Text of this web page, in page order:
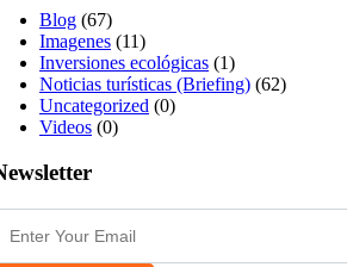
Blog (67)
Imagenes (11)
Inversiones ecológicas (1)
Noticias turísticas (Briefing) (62)
Uncategorized (0)
Videos (0)